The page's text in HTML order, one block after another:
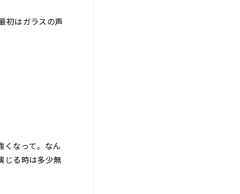
初はガラスの声
くなって。なん
じる時は多少無